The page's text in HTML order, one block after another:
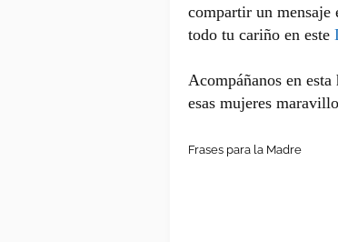
compartir un mensaje
todo tu cariño en este
Acompáñanos en
esas mujeres
Frases para la Madre